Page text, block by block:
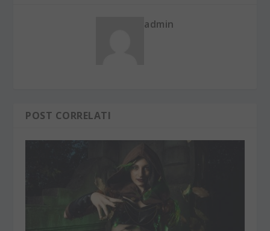
admin
POST CORRELATI